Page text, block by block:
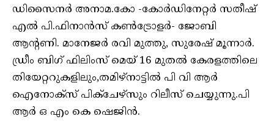
ഡിസൈനർ അനാമ.കോ -കോർഡിനേറ്റർ സതീഷ്
എൽ പി.ഫിനാൻസ് കൺട്രോളർ- ജോബി
ആന്റണി. മാനേജർ രവി മുത്തു, സുരേഷ് മൂന്നാർ.
ഡ്രീം ബിഗ് ഫിലിംസ് മെയ് 16 മുതൽ കേരളത്തിലെ
തിയേറ്ററുകളിലും,തമിഴ്നാട്ടിൽ പി വി ആർ
ഐനോക്സ് പിക്ചേഴ്സും റിലീസ് ചെയ്യുന്നു.പി
ആർ ഒ എം കെ ഷെജിൻ.